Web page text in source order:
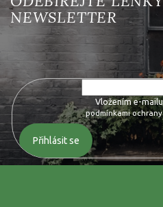
Vložte svůj e-mail a my vám budeme
produktech na našem e-shopu.
Vložením e-
podmínkami
Přihlásit se